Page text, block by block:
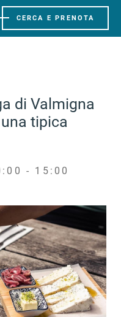
CERCA E PRENOTA
di Valmigna
tipica
- 15:00